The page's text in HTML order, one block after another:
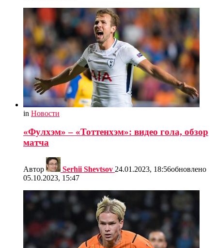
in Новости
«Фулхэм» – «Тоттенхэм»: видео гола, обзор
матча
Автор Serhii Shevtsov 24.01.2023, 18:56обновлено
05.10.2023, 15:47